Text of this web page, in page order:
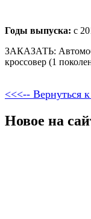
Годы выпуска: с
ЗАКАЗАТЬ:
кроссовер (1
<<<-- Вернуться
Новое на